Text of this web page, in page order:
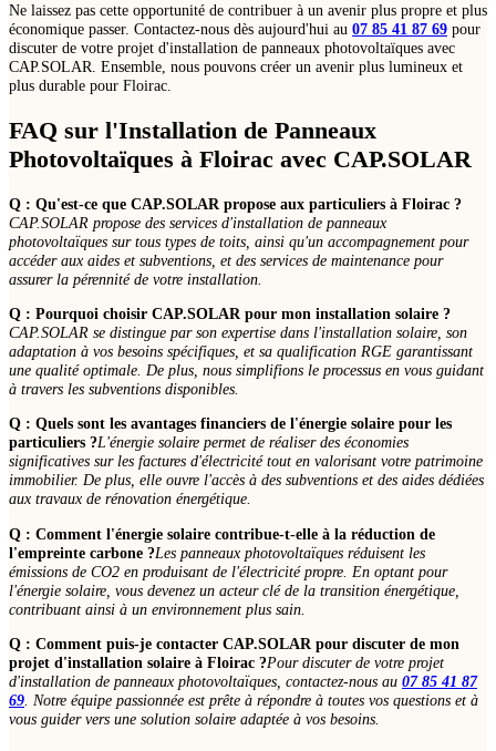
Ne laissez pas cette opportunité de contribuer à un avenir plus propre et plus
économique passer. Contactez-nous dès aujourd'hui au 07 85 41 87 69 pour
discuter de votre projet d'installation de panneaux photovoltaïques avec
CAP.SOLAR. Ensemble, nous pouvons créer un avenir plus lumineux et
plus durable pour Floirac.
FAQ sur l'Installation de Panneaux
Photovoltaïques à Floirac avec CAP.SOLAR
Q : Qu'est-ce que CAP.SOLAR propose aux particuliers à Floirac ?
CAP.SOLAR propose des services d'installation de panneaux
photovoltaïques sur tous types de toits, ainsi qu'un accompagnement pour
accéder aux aides et subventions, et des services de maintenance pour
assurer la pérennité de votre installation.
Q : Pourquoi choisir CAP.SOLAR pour mon installation solaire ?
CAP.SOLAR se distingue par son expertise dans l'installation solaire, son
adaptation à vos besoins spécifiques, et sa qualification RGE garantissant
une qualité optimale. De plus, nous simplifions le processus en vous guidant
à travers les subventions disponibles.
Q : Quels sont les avantages financiers de l'énergie solaire pour les
particuliers ?L'énergie solaire permet de réaliser des économies
significatives sur les factures d'électricité tout en valorisant votre patrimoine
immobilier. De plus, elle ouvre l'accès à des subventions et des aides dédiées
aux travaux de rénovation énergétique.
Q : Comment l'énergie solaire contribue-t-elle à la réduction de
l'empreinte carbone ?Les panneaux photovoltaïques réduisent les
émissions de CO2 en produisant de l'électricité propre. En optant pour
l'énergie solaire, vous devenez un acteur clé de la transition énergétique,
contribuant ainsi à un environnement plus sain.
Q : Comment puis-je contacter CAP.SOLAR pour discuter de mon
projet d'installation solaire à Floirac ?Pour discuter de votre projet
d'installation de panneaux photovoltaïques, contactez-nous au 07 85 41 87
69 . Notre équipe passionnée est prête à répondre à toutes vos questions et à
vous guider vers une solution solaire adaptée à vos besoins.